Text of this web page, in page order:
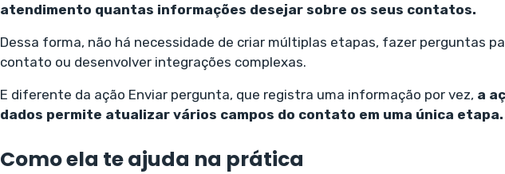
atendimento quantas informações desejar sobre os seus contatos.
Dessa forma, não há necessidade de criar múltiplas etapas, fazer perguntas
contato ou desenvolver integrações complexas.
E diferente da ação Enviar pergunta, que registra uma informação por vez, a
dados permite atualizar vários campos do contato em uma única etapa.
Como ela te ajuda na prática